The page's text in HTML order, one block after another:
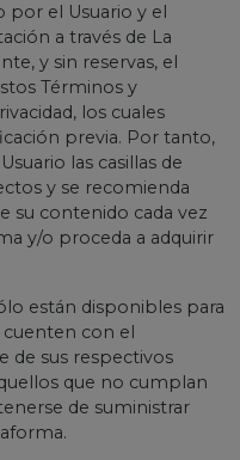
por el Usuario y el
a través de La
y sin reservas, el
Términos y
los cuales
previa. Por tanto,
las casillas de
y se recomienda
su contenido cada vez
y/o proceda a adquirir
están disponibles para
cuenten con el
sus respectivos
que no cumplan
de suministrar